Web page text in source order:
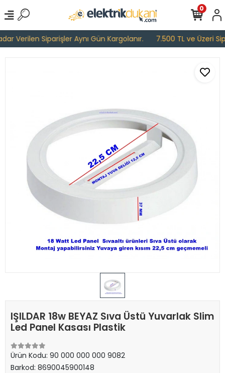
Verilen Siparişler Aynı Gün Kargolanır. 7.500 TL ve Üzeri
0
IŞILDAR 18w BEYAZ Sıva Üstü Yuvarlak Slim
Led Panel Kasası Plastik
Ürün Kodu: 90 000 000 000 9082
Barkod: 8690045900148